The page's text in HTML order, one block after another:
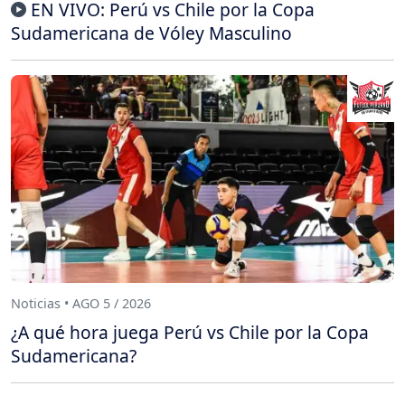
EN VIVO: Perú vs Chile por la Copa
Sudamericana de Vóley Masculino
Noticias • AGO 5 / 2026
¿A qué hora juega Perú vs Chile por la Copa
Sudamericana?